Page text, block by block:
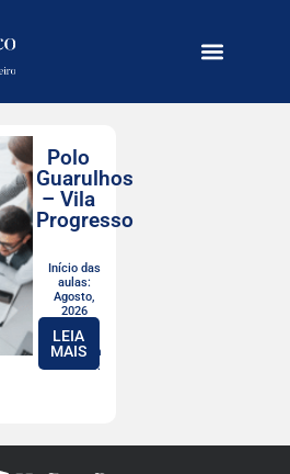
Polo
Guarulhos
– Vila
Progresso
Início das
aulas:
Agosto,
2026
Valor com
desconto:
LEIA
MAIS